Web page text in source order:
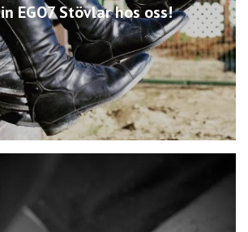
EGO7 Stövlar hos oss!